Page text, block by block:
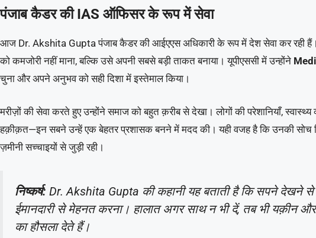
पंजाब कैडर की IAS ऑफिसर के रूप में सेवा
आज Dr. Akshita Gupta पंजाब कैडर की आईएएस अधिकारी के रूप में देश सेवा कर रही
को कमजोरी नहीं माना, बल्कि उसे अपनी सबसे बड़ी ताकत बनाया। यूपीएससी में उन्होंने
चुना और अपने अनुभव को सही दिशा में इस्तेमाल किया।
मरीज़ों की सेवा करते हुए उन्होंने समाज को बहुत क़रीब से देखा। लोगों की परेशानियाँ, स्वास्थ्य
हक़ीक़त—इन सबने उन्हें एक बेहतर प्रशासक बनने में मदद की। यही वजह है कि उनकी सोच
ज़मीनी सच्चाइयों से जुड़ी रही।
निष्कर्ष: Dr. Akshita Gupta की कहानी यह बताती है कि सपने देखने से
ईमानदारी से मेहनत करना। हालात अगर साथ न भी दें, तब भी यक़ीन
का हौसला देते हैं।